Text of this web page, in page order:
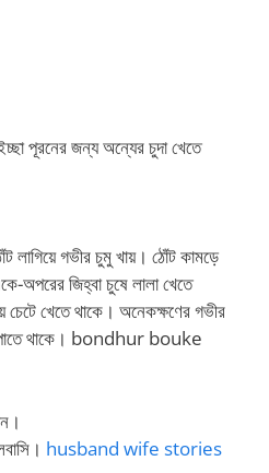
পূরনের জন্য অন্যের চুদা খেতে
লাগিয়ে গভীর চুমু খায়। ঠোঁট কামড়ে
অপরের জিহ্বা চুষে লালা খেতে
চেটে খেতে থাকে। অনেকক্ষণের গভীর
থাকে। bondhur bouke
husband wife stories